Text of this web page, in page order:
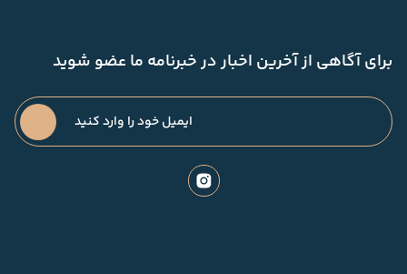
برای آگاهی از آخرین اخبار در خبرنامه ما عضو شوید